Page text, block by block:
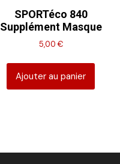
SPORTéco 840
Supplément Masque
5,00€
Ajouter au panier